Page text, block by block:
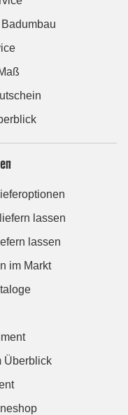
lassen
lassen
im Markt
Überblick